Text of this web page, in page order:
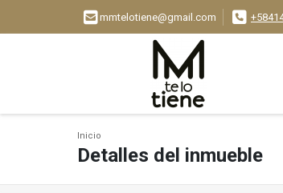
mmtelotiene@gmail.com
Inicio
Detalles del inmueble